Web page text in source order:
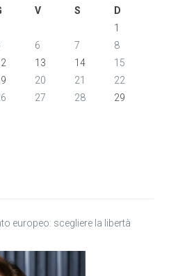
V S
D
1
6 7
8
13 14
15
20 21
22
27 28
29
europeo: scegliere la libertà